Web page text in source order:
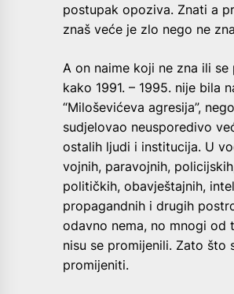
postupak opoziva. Znati a
znaš veće je zlo nego ne
A on naime koji ne zna ili se
kako 1991. – 1995. nije bila
“Miloševićeva agresija”,
sudjelovao neusporedivo
ostalih ljudi i institucija. U
vojnih, paravojnih,
političkih, obavještajnih,
propagandnih i drugih
odavno nema, no mnogi od
nisu se promijenili. Zato što
promijeniti.